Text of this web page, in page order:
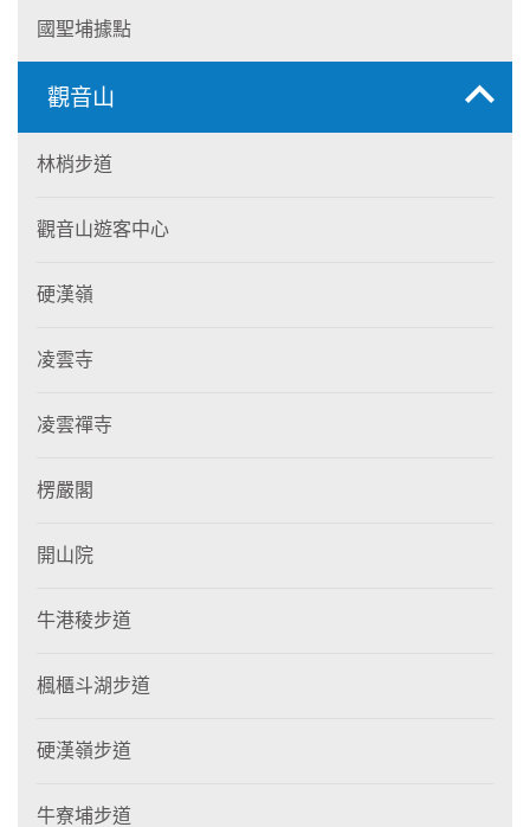
國聖埔據點
觀音山
林梢步道
觀音山遊客中心
硬漢嶺
凌雲寺
凌雲禪寺
楞嚴閣
開山院
牛港稜步道
楓櫃斗湖步道
硬漢嶺步道
牛寮埔步道